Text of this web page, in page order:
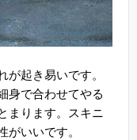
起き易いです。
身で合わせてやる
まります。スキニ
がいいです。